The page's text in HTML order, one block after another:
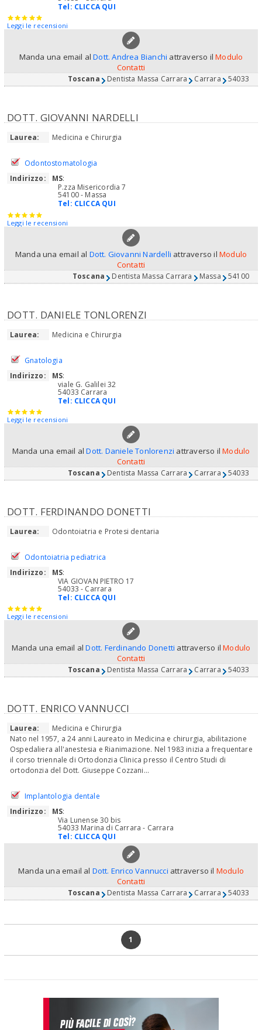
Tel: CLICCA QUI
Leggi le recensioni
Manda una email alDott. Andrea Bianchi attraverso ilModulo
Contatti
Toscana Dentista Massa Carrara Carrara 54033
DOTT. GIOVANNI NARDELLI
Laurea: Medicina e Chirurgia
Odontostomatologia
Indirizzo:
MS:
P.zza Misericordia 7
54100 - Massa
Tel: CLICCA QUI
Leggi le recensioni
Manda una email al Dott. Giovanni Nardelli attraverso ilModulo
Contatti
Toscana Dentista Massa Carrara Massa 54100
DOTT. DANIELE TONLORENZI
Laurea: Medicina e Chirurgia
Gnatologia
Indirizzo:
MS:
viale G. Galilei 32
54033 Carrara
Tel: CLICCA QUI
Leggi le recensioni
Manda una email alDott. Daniele Tonlorenzi attraverso ilModulo
Contatti
Toscana Dentista Massa Carrara Carrara 54033
DOTT. FERDINANDO DONETTI
Laurea: Odontoiatria e Protesi dentaria
Odontoiatria pediatrica
Indirizzo:
MS:
VIA GIOVAN PIETRO 17
54033 - Carrara
Tel: CLICCA QUI
Leggi le recensioni
Manda una email alDott. Ferdinando Donetti attraverso ilModulo
Contatti
Toscana Dentista Massa Carrara Carrara 54033
DOTT. ENRICO VANNUCCI
Laurea:
Medicina e Chirurgia
Nato nel 1957, a 24 anni Laureato in Medicina e chirurgia, abilitazione
Ospedaliera all'anestesia e Rianimazione. Nel 1983 inizia a frequentare
il corso triennale di Ortodonzia Clinica presso il Centro Studi di
ortodonzia del Dott. Giuseppe Cozzani...
Implantologia dentale
Indirizzo:
MS:
Via Lunense 30 bis
54033 Marina di Carrara - Carrara
Tel: CLICCA QUI
Manda una email al Dott. Enrico Vannucci attraverso il Modulo
Contatti
Toscana Dentista Massa Carrara Carrara 54033
1